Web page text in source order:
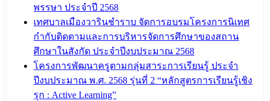
พรรษา ประจำปี 2568
เทศบาลเมืองวารินชำราบ จัดการอบรมโครงการนิเทศ
กำกับติดตามและการบริหารจัดการศึกษาของสถาน
ศึกษาในสังกัด ประจำปีงบประมาณ 2568
โครงการพัฒนาครูตามกลุ่มสาระการเรียนรู้ ประจำ
ปีงบประมาณ พ.ศ. 2568 รุ่นที่ 2 “หลักสูตรการเรียนรู้เชิง
รุก : Active Learning”